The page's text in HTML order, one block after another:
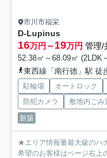
市川市福栄
D-Lupinus
16万円～19万円 管理/
52.38㎡～68.09㎡ (2LDK
東西線「南行徳」駅 徒
駐輪場 オートロック
防犯カメラ
敷地内ごみ
新築
★エリア情報量最大級のハナ
希望のお客様はページ右上